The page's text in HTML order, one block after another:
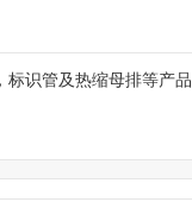
，标识管及热缩母排等产品